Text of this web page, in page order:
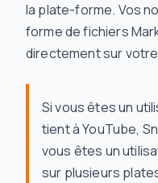
la plate-forme. Vos
forme de fichiers
directement sur
Si vous êtes un
tient à YouTube,
vous êtes un
sur plusieurs